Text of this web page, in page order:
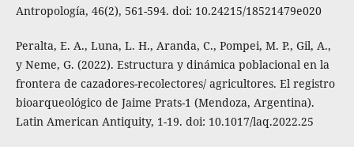
Antropología, 46(2), 561-594. doi: 10.24215/18521479e020
Peralta, E. A., Luna, L. H., Aranda, C., Pompei, M. P., Gil, A.,
y Neme, G. (2022). Estructura y dinámica poblacional en la
frontera de cazadores-recolectores/ agricultores. El registro
bioarqueológico de Jaime Prats-1 (Mendoza, Argentina).
Latin American Antiquity, 1-19. doi: 10.1017/laq.2022.25